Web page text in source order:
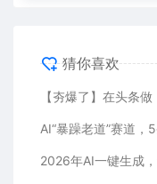
猜你喜欢